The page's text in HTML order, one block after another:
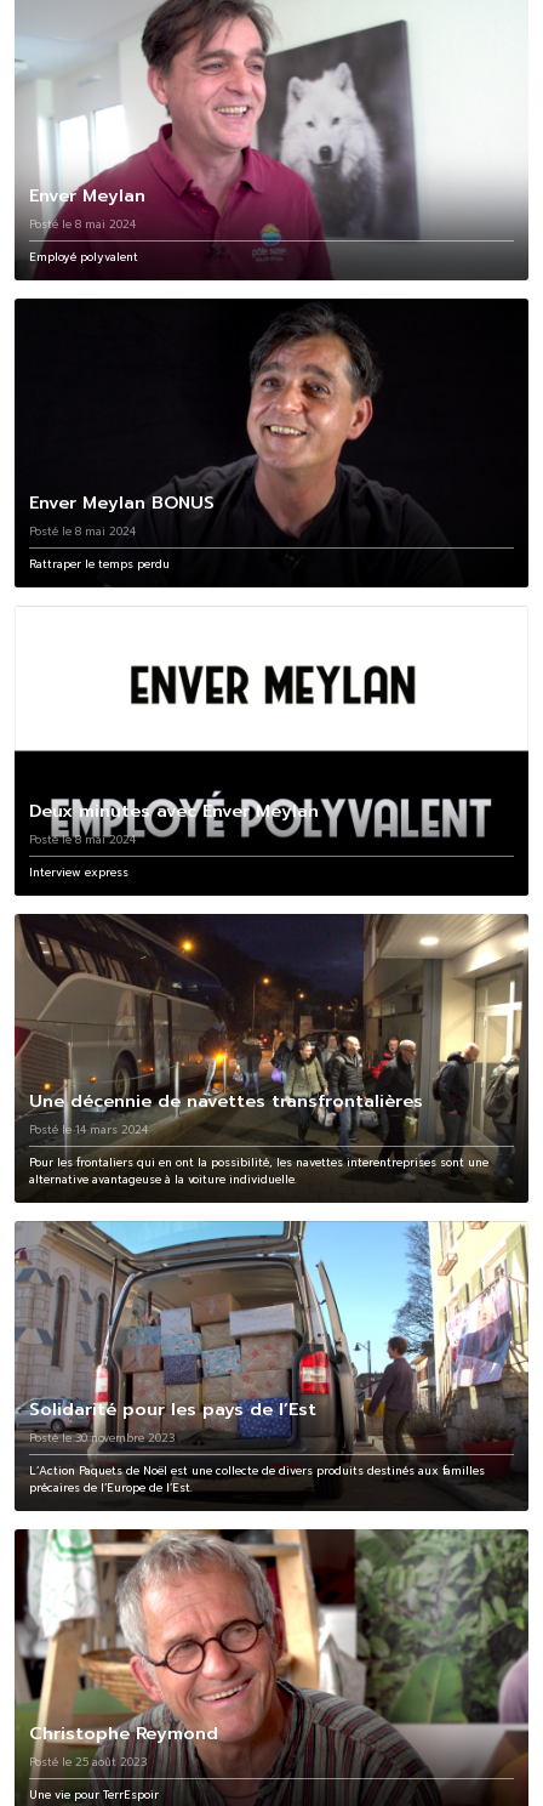
Enver Meylan
Posté le 8 mai 2024
Employé polyvalent
Enver Meylan BONUS
Posté le 8 mai 2024
Rattraper le temps perdu
Deux minutes avec Enver Meylan
Posté le 8 mai 2024
Interview express
Une décennie de navettes transfrontalières
Posté le 14 mars 2024
Pour les frontaliers qui en ont la possibilité, les navettes interentreprises sont une
alternative avantageuse à la voiture individuelle.
Solidarité pour les pays de l’Est
Posté le 30 novembre 2023
L’Action Paquets de Noël est une collecte de divers produits destinés aux familles
précaires de l’Europe de l’Est.
Christophe Reymond
Posté le 25 août 2023
Une vie pour TerrEspoir